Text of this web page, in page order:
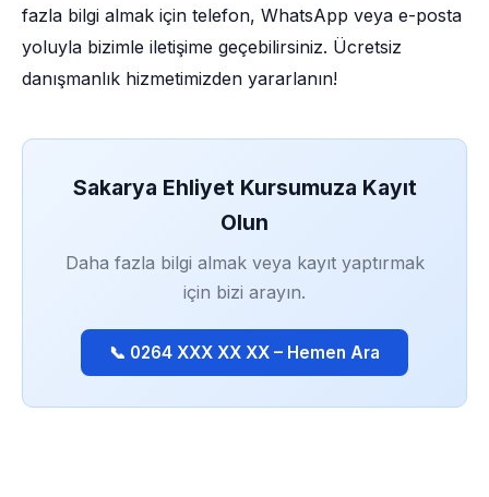
fazla bilgi almak için telefon, WhatsApp veya e-posta
yoluyla bizimle iletişime geçebilirsiniz. Ücretsiz
danışmanlık hizmetimizden yararlanın!
Sakarya Ehliyet Kursumuza Kayıt
Olun
Daha fazla bilgi almak veya kayıt yaptırmak
için bizi arayın.
📞 0264 XXX XX XX – Hemen Ara